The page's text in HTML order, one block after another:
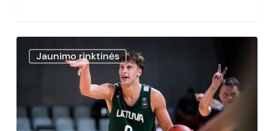
vaikinų
Europos
čempionatą
Jaunimo rinktinės